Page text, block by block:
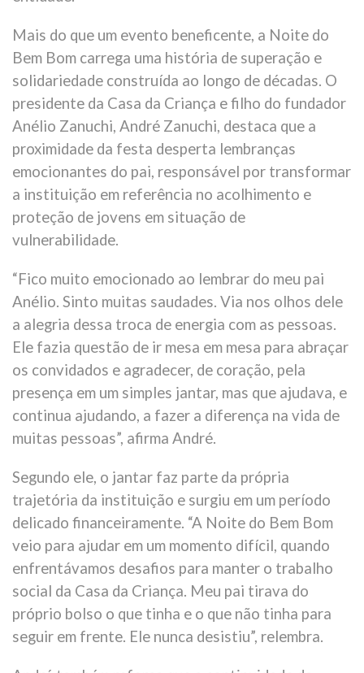
Mais do que um evento beneficente, a Noite do
Bem Bom carrega uma história de superação e
solidariedade construída ao longo de décadas. O
presidente da Casa da Criança e filho do fundador
Anélio Zanuchi, André Zanuchi, destaca que a
proximidade da festa desperta lembranças
emocionantes do pai, responsável por transformar
a instituição em referência no acolhimento e
proteção de jovens em situação de
vulnerabilidade.
“Fico muito emocionado ao lembrar do meu pai
Anélio. Sinto muitas saudades. Via nos olhos dele
a alegria dessa troca de energia com as pessoas.
Ele fazia questão de ir mesa em mesa para abraçar
os convidados e agradecer, de coração, pela
presença em um simples jantar, mas que ajudava, e
continua ajudando, a fazer a diferença na vida de
muitas pessoas”, afirma André.
Segundo ele, o jantar faz parte da própria
trajetória da instituição e surgiu em um período
delicado financeiramente. “A Noite do Bem Bom
veio para ajudar em um momento difícil, quando
enfrentávamos desafios para manter o trabalho
social da Casa da Criança. Meu pai tirava do
próprio bolso o que tinha e o que não tinha para
seguir em frente. Ele nunca desistiu”, relembra.